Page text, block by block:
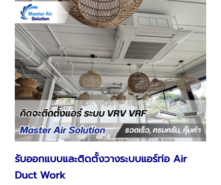
รับออกแบบและติดตั้งวางระบบแอร์ท่อ Air
Duct Work